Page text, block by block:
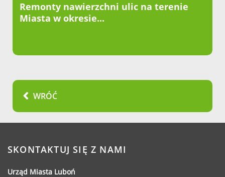
Remonty nawierzchni ulic na terenie
Miasta w okresie...
WRÓĆ
SKONTAKTUJ SIĘ Z NAMI
Urząd Miasta Luboń